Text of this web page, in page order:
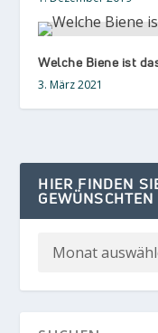
Welche Biene ist
3. März 2021
HIER FINDEN